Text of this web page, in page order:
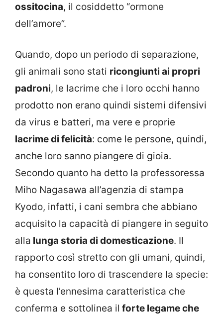
ossitocina, il cosiddetto “ormone
dell’amore”.
Quando, dopo un periodo di separazione,
gli animali sono stati ricongiunti ai propri
padroni, le lacrime che i loro occhi hanno
prodotto non erano quindi sistemi difensivi
da virus e batteri, ma vere e proprie
lacrime di felicità: come le persone, quindi,
anche loro sanno piangere di gioia.
Secondo quanto ha detto la professoressa
Miho Nagasawa all’agenzia di stampa
Kyodo, infatti, i cani sembra che abbiano
acquisito la capacità di piangere in seguito
alla lunga storia di domesticazione. Il
rapporto così stretto con gli umani, quindi,
ha consentito loro di trascendere la specie:
è questa l’ennesima caratteristica che
conferma e sottolinea il forte legame che